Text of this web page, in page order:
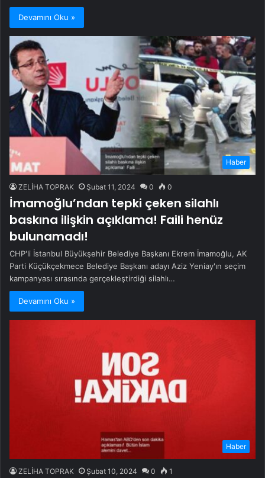
Devamını Oku »
Haber
ZELİHA TOPRAK Şubat 11, 2024 0 0
İmamoğlu’ndan tepki çeken silahlı
baskına ilişkin açıklama! Faili henüz
bulunamadı!
CHP'li İstanbul Büyükşehir Belediye Başkanı Ekrem İmamoğlu, AK
Parti Küçükçekmece Belediye Başkanı adayı Aziz Yeniay'ın seçim
kampanyası sırasında gerçekleştirdiği silahlı…
Devamını Oku »
Haber
ZELİHA TOPRAK Şubat 10, 2024 0 1